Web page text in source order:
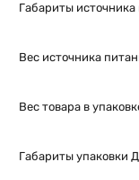
Габариты
Вес источника
Вес товара в
Габариты упаковки